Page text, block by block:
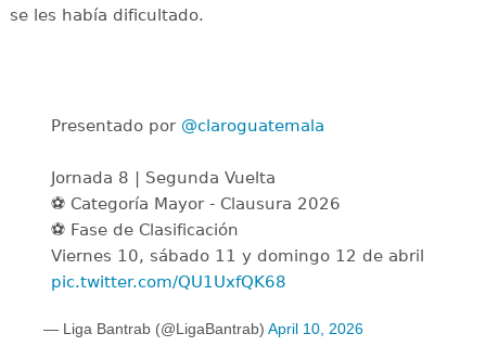
se les había dificultado.
Presentado por @claroguatemala
Jornada 8 | Segunda Vuelta
⚽ Categoría Mayor - Clausura 2026
⚽ Fase de Clasificación
Viernes 10, sábado 11 y domingo 12 de abril
pic.twitter.com/QU1UxfQK68
— Liga Bantrab (@LigaBantrab) April 10, 2026